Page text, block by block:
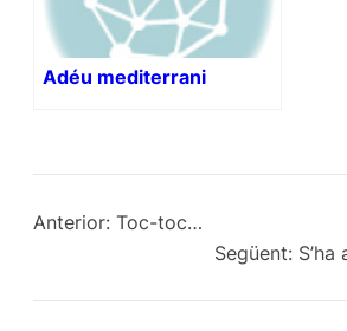
Adéu mediterrani
Anterior: Toc-toc…
Següent: